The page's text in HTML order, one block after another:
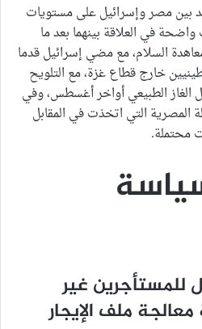
بين مصر وإسرائيل على مستويات
في العلاقة بينهما بعد ما
معاهدة السلام، مع مضي إسرائيل قدما
خارج قطاع غزة، مع التلويح
الغاز الطبيعي أواخر أغسطس، وفي
التي اتخذت في المقابل
محتملة.
للمستأجرين غير
ملف الإيجار